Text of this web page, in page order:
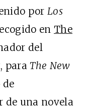
por Los
enThe
del
paraThe New
de una novela